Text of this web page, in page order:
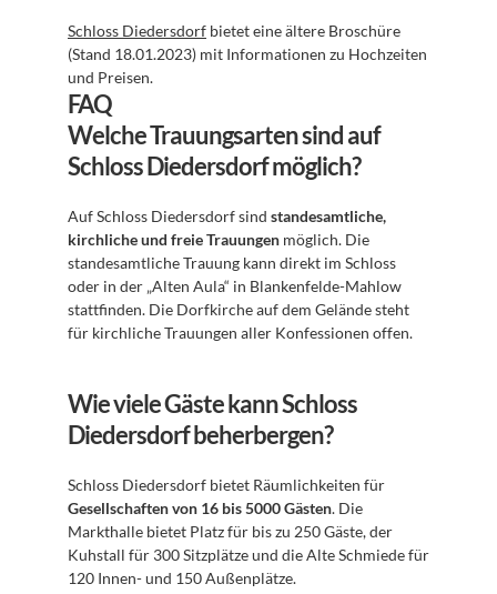
Schloss Diedersdorf bietet eine ältere Broschüre
(Stand 18.01.2023) mit Informationen zu Hochzeiten
und Preisen.
FAQ
Welche Trauungsarten sind auf
Schloss Diedersdorf möglich?
Auf Schloss Diedersdorf sind standesamtliche,
kirchliche und freie Trauungen möglich. Die
standesamtliche Trauung kann direkt im Schloss
oder in der „Alten Aula“ in Blankenfelde-Mahlow
stattfinden. Die Dorfkirche auf dem Gelände steht
für kirchliche Trauungen aller Konfessionen offen.
Wie viele Gäste kann Schloss
Diedersdorf beherbergen?
Gesellschaften von 16 bis 5000 Gästen. Die
Markthalle bietet Platz für bis zu 250 Gäste, der
Kuhstall für 300 Sitzplätze und die Alte Schmiede für
120 Innen- und 150 Außenplätze.